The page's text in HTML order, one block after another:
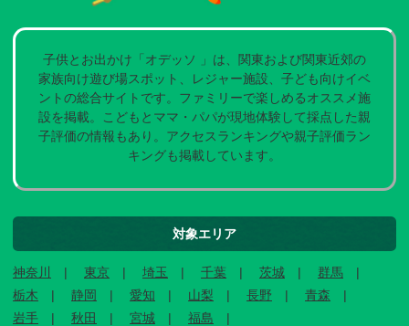
子供とお出かけ「オデッソ 」は、関東および関東近郊の
家族向け遊び場スポット、レジャー施設、子ども向けイベ
ントの総合サイトです。ファミリーで楽しめるオススメ施
設を掲載。こどもとママ・パパが現地体験して採点した親
子評価の情報もあり。アクセスランキングや親子評価ラン
キングも掲載しています。
対象エリア
神奈川 東京 埼玉 千葉 茨城
群馬
栃木
静岡 愛知 山梨 長野
青森
岩手
秋田 宮城 福島